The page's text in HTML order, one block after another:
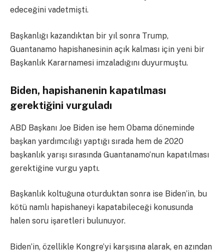
edeceğini vadetmişti.
Başkanlığı kazandıktan bir yıl sonra Trump,
Guantanamo hapishanesinin açık kalması için yeni bir
Başkanlık Kararnamesi imzaladığını duyurmuştu.
Biden, hapishanenin kapatılması
gerektiğini vurguladı
ABD Başkanı Joe Biden ise hem Obama döneminde
başkan yardımcılığı yaptığı sırada hem de 2020
başkanlık yarışı sırasında Guantanamo’nun kapatılması
gerektiğine vurgu yaptı.
Başkanlık koltuğuna oturduktan sonra ise Biden’in, bu
kötü namlı hapishaneyi kapatabileceği konusunda
halen soru işaretleri bulunuyor.
Biden’in, özellikle Kongre’yi karşısına alarak, en azından